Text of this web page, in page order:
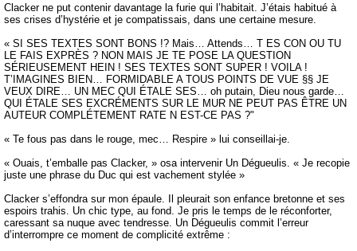
Clacker ne put contenir davantage la furie qui l’habitait. J’étais habitué à
ses crises d’hystérie et je compatissais, dans une certaine mesure.
« SI SES TEXTES SONT BONS !? Mais… Attends… T ES CON OU TU
LE FAIS EXPRÈS ? NON MAIS JE TE POSE LA QUESTION
SÉRIEUSEMENT HEIN ! SES TEXTES SONT SUPER ! VOILA !
T’IMAGINES BIEN… FORMIDABLE A TOUS POINTS DE VUE §§ JE
VEUX DIRE… UN MEC QUI ÉTALE SES… oh putain, Dieu nous garde…
QUI ÉTALE SES EXCRÉMENTS SUR LE MUR NE PEUT PAS ÊTRE UN
AUTEUR COMPLÉTEMENT RATE N EST-CE PAS ?"
« Te fous pas dans le rouge, mec… Respire » lui conseillai-je.
« Ouais, t’emballe pas Clacker, » osa intervenir Un Dégueulis. « Je recopie
juste une phrase du Duc qui est vachement stylée »
Clacker s’effondra sur mon épaule. Il pleurait son enfance bretonne et ses
espoirs trahis. Un chic type, au fond. Je pris le temps de le réconforter,
caressant sa nuque avec tendresse. Un Dégueulis commit l’erreur
d’interrompre ce moment de complicité extrême :